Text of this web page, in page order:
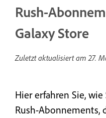
Rush-
Galaxy Store
Zuletzt aktualisiert am27.
Hier erfahren Sie,
Rush-Abonnements,